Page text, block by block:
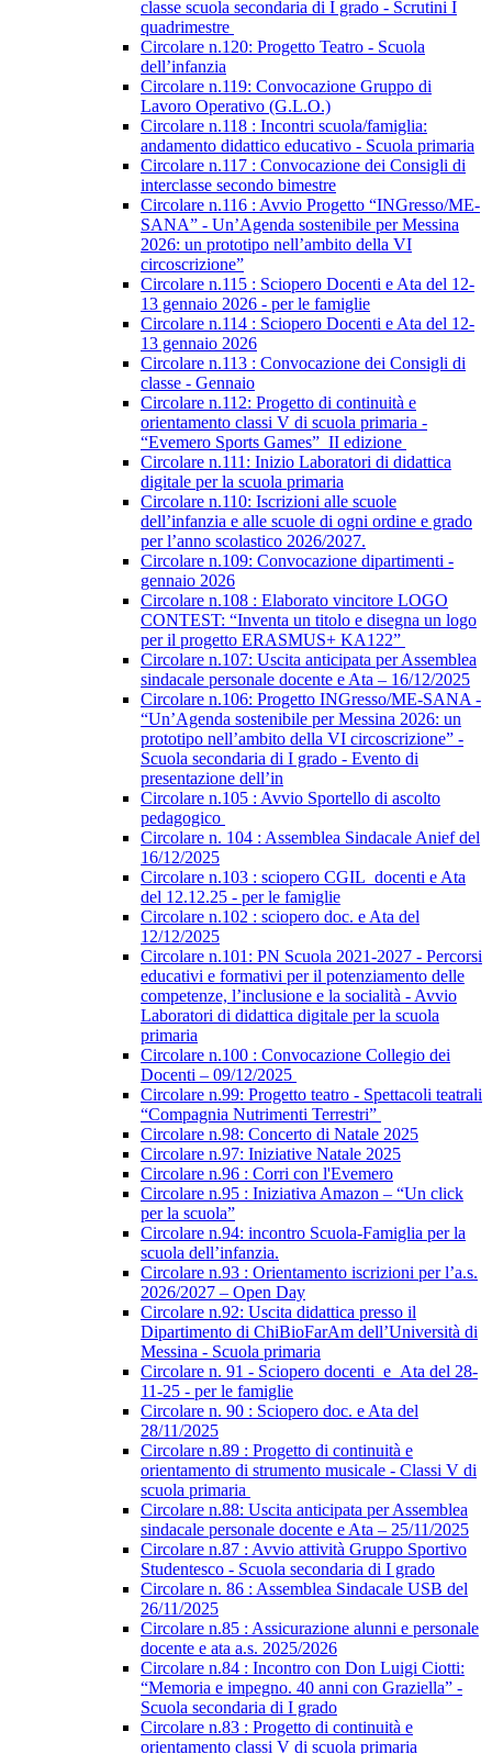
classe scuola secondaria di I grado - Scrutini I
quadrimestre
Circolare n.120: Progetto Teatro - Scuola
dell’infanzia
Circolare n.119: Convocazione Gruppo di
Lavoro Operativo (G.L.O.)
Circolare n.118 : Incontri scuola/famiglia:
andamento didattico educativo - Scuola primaria
Circolare n.117 : Convocazione dei Consigli di
interclasse secondo bimestre
Circolare n.116 : Avvio Progetto “INGresso/ME-
SANA” - Un’Agenda sostenibile per Messina
2026: un prototipo nell’ambito della VI
circoscrizione”
Circolare n.115 : Sciopero Docenti e Ata del 12-
13 gennaio 2026 - per le famiglie
Circolare n.114 : Sciopero Docenti e Ata del 12-
13 gennaio 2026
Circolare n.113 : Convocazione dei Consigli di
classe - Gennaio
Circolare n.112: Progetto di continuità e
orientamento classi V di scuola primaria -
“Evemero Sports Games” II edizione
Circolare n.111: Inizio Laboratori di didattica
digitale per la scuola primaria
Circolare n.110: Iscrizioni alle scuole
dell’infanzia e alle scuole di ogni ordine e grado
per l’anno scolastico 2026/2027.
Circolare n.109: Convocazione dipartimenti -
gennaio 2026
Circolare n.108 : Elaborato vincitore LOGO
CONTEST: “Inventa un titolo e disegna un logo
per il progetto ERASMUS+ KA122”
Circolare n.107: Uscita anticipata per Assemblea
sindacale personale docente e Ata – 16/12/2025
Circolare n.106: Progetto INGresso/ME-SANA -
“Un’Agenda sostenibile per Messina 2026: un
prototipo nell’ambito della VI circoscrizione” -
Scuola secondaria di I grado - Evento di
presentazione dell’in
Circolare n.105 : Avvio Sportello di ascolto
pedagogico
Circolare n. 104 : Assemblea Sindacale Anief del
16/12/2025
Circolare n.103 : sciopero CGIL_docenti e Ata
del 12.12.25 - per le famiglie
Circolare n.102 : sciopero doc. e Ata del
12/12/2025
Circolare n.101: PN Scuola 2021-2027 - Percorsi
educativi e formativi per il potenziamento delle
competenze, l’inclusione e la socialità - Avvio
Laboratori di didattica digitale per la scuola
primaria
Circolare n.100 : Convocazione Collegio dei
Docenti – 09/12/2025
Circolare n.99: Progetto teatro - Spettacoli teatrali
“Compagnia Nutrimenti Terrestri”
Circolare n.98: Concerto di Natale 2025
Circolare n.97: Iniziative Natale 2025
Circolare n.96 : Corri con l'Evemero
Circolare n.95 : Iniziativa Amazon – “Un click
per la scuola”
Circolare n.94: incontro Scuola-Famiglia per la
scuola dell’infanzia.
Circolare n.93 : Orientamento iscrizioni per l’a.s.
2026/2027 – Open Day
Circolare n.92: Uscita didattica presso il
Dipartimento di ChiBioFarAm dell’Università di
Messina - Scuola primaria
Circolare n. 91 - Sciopero docenti_e_Ata del 28-
11-25 - per le famiglie
Circolare n. 90 : Sciopero doc. e Ata del
28/11/2025
Circolare n.89 : Progetto di continuità e
orientamento di strumento musicale - Classi V di
scuola primaria
Circolare n.88: Uscita anticipata per Assemblea
sindacale personale docente e Ata – 25/11/2025
Circolare n.87 : Avvio attività Gruppo Sportivo
Studentesco - Scuola secondaria di I grado
Circolare n. 86 : Assemblea Sindacale USB del
26/11/2025
Circolare n.85 : Assicurazione alunni e personale
docente e ata a.s. 2025/2026
Circolare n.84 : Incontro con Don Luigi Ciotti:
“Memoria e impegno. 40 anni con Graziella” -
Scuola secondaria di I grado
Circolare n.83 : Progetto di continuità e
orientamento classi V di scuola primaria